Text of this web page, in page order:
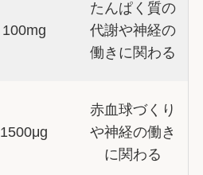
100mg
たんぱく質の
代謝や神経の
働きに関わる
1500μg
赤血球づくり
や神経の働き
に関わる